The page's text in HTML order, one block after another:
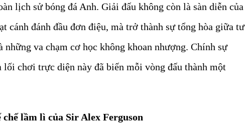
lịch sử bóng đá Anh. Giải đấu không còn là sàn diễn của
cánh đánh đầu đơn điệu, mà trở thành sự tổng hòa giữa tư
những va chạm cơ học không khoan nhượng. Chính sự
chơi trực diện này đã biến mỗi vòng đấu thành một
lầm lì của Sir Alex Ferguson